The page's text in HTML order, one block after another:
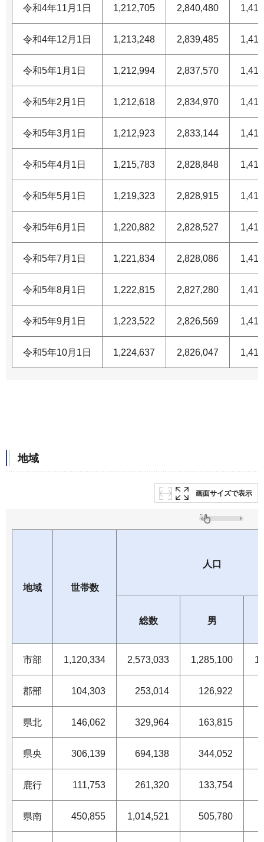
令和4年11月1日 1,212,705 2,840,480
令和4年12月1日 1,213,248 2,839,485
令和5年1月1日 1,212,994 2,837,570
令和5年2月1日 1,212,618 2,834,970
令和5年3月1日 1,212,923 2,833,144
令和5年4月1日 1,215,783 2,828,848
令和5年5月1日 1,219,323 2,828,915
令和5年6月1日 1,220,882 2,828,527
令和5年7月1日 1,221,834 2,828,086
令和5年8月1日 1,222,815 2,827,280
令和5年9月1日 1,223,522 2,826,569
令和5年10月1日 1,224,637 2,826,047
地域
画面サイズで表示
地域 世帯数
人口
総数 男
市部 1,120,334 2,573,033 1,285,100
郡部 104,303 253,014 126,922
県北 146,062 329,964 163,815
県央 306,139 694,138 344,052
鹿行 111,753 261,320 133,754
県南 450,855 1,014,521 505,780